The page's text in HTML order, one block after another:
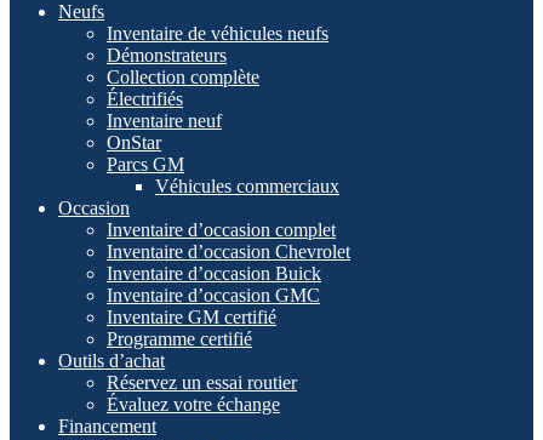
Neufs
Inventaire de véhicules neufs
Démonstrateurs
Collection complète
Électrifiés
Inventaire neuf
OnStar
Parcs GM
Véhicules commerciaux
Occasion
Inventaire d’occasion complet
Inventaire d’occasion Chevrolet
Inventaire d’occasion Buick
Inventaire d’occasion GMC
Inventaire GM certifié
Programme certifié
Outils d’achat
Réservez un essai routier
Évaluez votre échange
Financement